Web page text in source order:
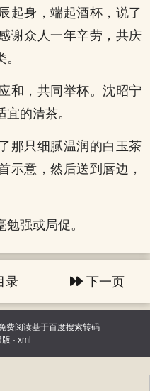
起身，端起酒杯，说了
谢众人一年辛劳，共庆
和，共同举杯。沈昭宁
的清茶。
那只细腻温润的白玉茶
示意，然后送到唇边，
强或局促。
录 下一页
费阅读基于百度搜索转码
版 · xml